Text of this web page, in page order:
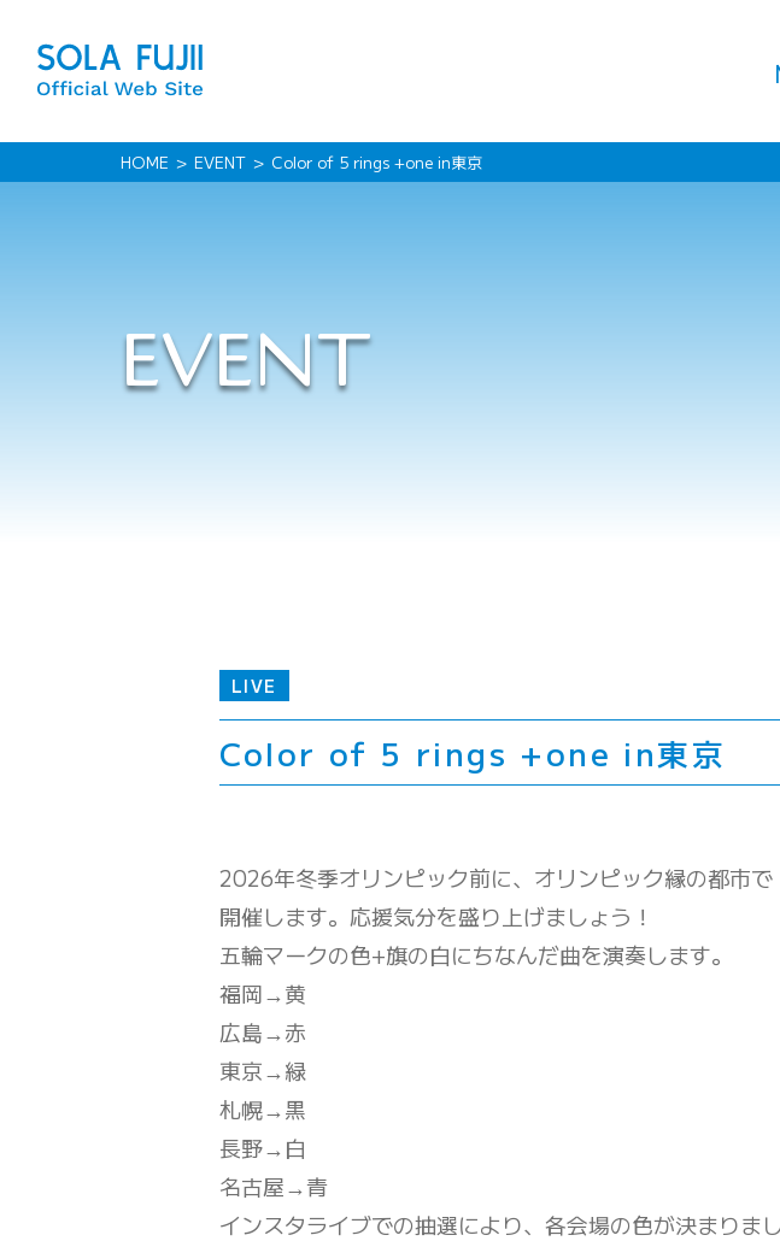
HOME EVENT Color of 5 rings +one in東京
EVENT
LIVE
Color of 5 rings +one in東京
2026年冬季オリンピック前に、オリンピック縁の都市で
開催します。応援気分を盛り上げましょう！
五輪マークの色+旗の白にちなんだ曲を演奏します。
福岡→黄
広島→赤
東京→緑
札幌→黒
長野→白
名古屋→青
インスタライブでの抽選により、各会場の色が決まりま